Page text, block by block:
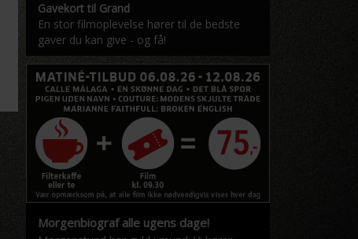
Gavekort til Grand
En stor filmoplevelse hører til de bedste
gaver du kan give - og få!
Morgenbiograf alle ugens dage!